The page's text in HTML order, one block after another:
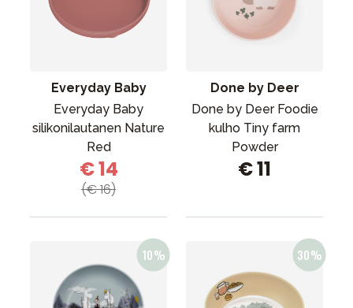
Everyday Baby
Everyday Baby
silikonilautanen Nature
Red
€ 14
(€ 16)
Done by Deer
Done by Deer Foodie
kulho Tiny farm
Powder
€ 11